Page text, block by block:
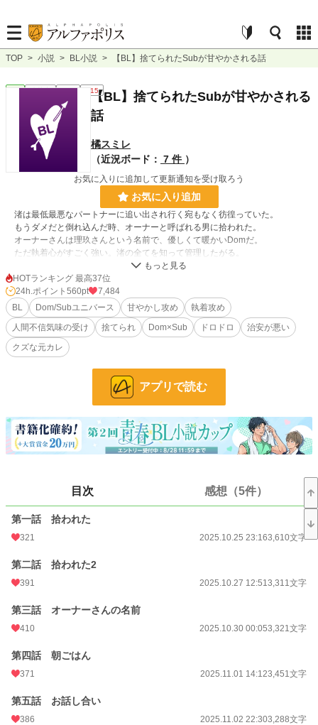
TOP > 小説 > BL小説 > 【BL】捨てられたSubが甘やかされる話
BL 連載中 長編 R15
【BL】捨てられたSubが甘やかされる
話
橘スミレ
（近況ボード： 7 件 ）
お気に入りに追加して更新通知を受け取ろう
お気に入り追加
渚は最低最悪なパートナーに追い出され行く宛もなく彷徨っていた。
もうダメだと倒れ込んだ時、オーナーと呼ばれる男に拾われた。
オーナーさんは理玖さんという名前で、優しくて暖かいDomだ。
ただ執着心がすごく強い。渚の全てを知って管理したがる。
特に食へのこだわりが強く、渚が食べるもの全てを知ろうとする。
でもその執着が捨てられた渚にとっては心地よく、気味が悪いほどの執着が欲
しくなってしまう。
理玖さんの執着は日に日に重みを増していくが、渚はどこまでも幸福として受
け入れてゆく。
そんな風な激重DomによってドロドロにされちゃうSubのお話です！
アルファポリス限定で連載中
BL 479 位 / 31,440 件
560 pt
更新日時
初回公開日時 2025.10.25 23:16
週間ポイント
月間ポイント 20,868 pt (2,265 位)
年間ポイント
累計ポイント 362,304 pt (13,303 位)
HOTランキング 最高37位
24h.ポイント 560pt
7,484
BL
Dom/Subユニバース 甘やかし攻め
執着攻め
人間不信気味の受け
捨てられ Dom×Sub ドロドロ
治安が悪い
クズな元カレ
アプリで読む
目次 感想（5件）
第一話 拾われた
321 2025.10.25 23:163,610文字
第二話 拾われた2
391 2025.10.27 12:513,311文字
第三話 オーナーさんの名前
410 2025.10.30 00:053,321文字
第四話 朝ごはん
371 2025.11.01 14:123,451文字
第五話 お話し合い
386 2025.11.02 22:303,288文字